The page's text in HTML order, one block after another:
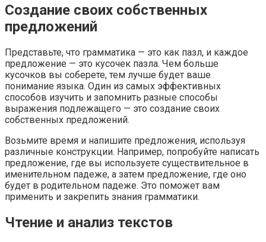
Создание своих собственных
предложений
Представьте, что грамматика — это как пазл, и каждое
предложение — это кусочек пазла. Чем больше
кусочков вы соберете, тем лучше будет ваше
понимание языка. Один из самых эффективных
способов изучить и запомнить разные способы
выражения подлежащего — это создание своих
собственных предложений.
Возьмите время и напишите предложения, используя
различные конструкции. Например, попробуйте написать
предложение, где вы используете существительное в
именительном падеже, а затем предложение, где оно
будет в родительном падеже. Это поможет вам
применить и закрепить знания грамматики.
Чтение и анализ текстов